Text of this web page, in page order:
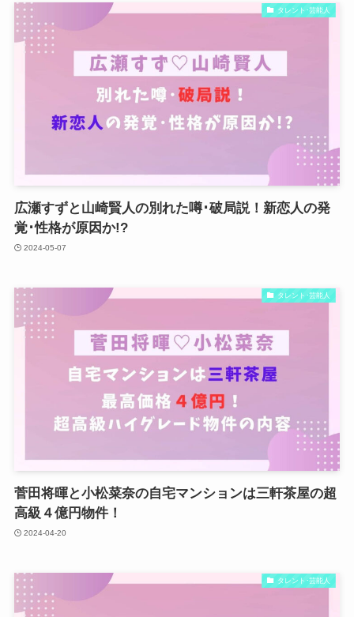
タレント･芸能人
広瀬すずと山崎賢人の別れた噂･破局説！新恋人の発
覚･性格が原因か!?
2024-05-07
タレント･芸能人
菅田将暉と小松菜奈の自宅マンションは三軒茶屋の超
高級４億円物件！
2024-04-20
タレント･芸能人